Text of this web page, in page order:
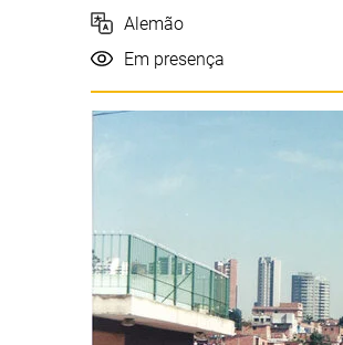
Idioma
Alemão
Realização
Em presença